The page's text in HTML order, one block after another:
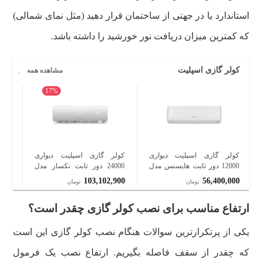
استاندارد یا در جهتی از ساختمان قرار دهید (مثل نمای شمالی)
که کمترین میزان دریافت نور خورشید را داشته باشد.
کولر گازی اسپلیت مشاهده همه
کولر گازی اسپلیت دیواری
12000 دور ثابت هایسنس مدل
AS-12HR4SYRCA01
56,400,000 تومان
17%
کولر گازی اسپلیت دیواری
24000 دور ثابت نکسار مدل
TF24ELN1
103,102,900 تومان
ارتفاع مناسب برای نصب کولر گازی چقدر است؟
یکی از پرتکرارترین سوالات هنگام نصب کولر گازی این است
که چقدر از سقف فاصله بگیریم. ارتفاع نصب یک فرمول